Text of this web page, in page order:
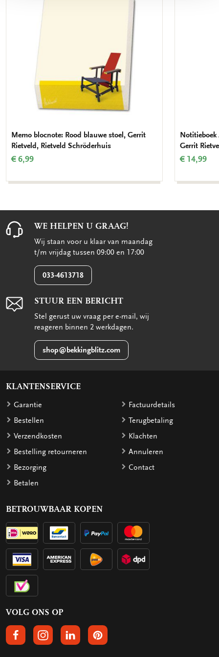
Memo blocnote: Rood blauwe stoel, Gerrit
Rietveld, Rietveld Schröderhuis
€ 6,99
Gerrit
€ 14,99
WE HELPEN U GRAAG!
Wij staan voor u klaar van maandag
t/m vrijdag tussen 09:00 en 17:00
033-4613718
STUUR EEN BERICHT
Stel gerust uw vraag per e-mail, wij
reageren binnen 2 werkdagen.
shop@bekkingblitz.com
KLANTENSERVICE
Garantie
Bestellen
Verzendkosten
Bestelling retourneren
Bezorging
Betalen
Factuurdetails
Terugbetaling
Klachten
Annuleren
Contact
BETROUWBAAR KOPEN
VOLG ONS OP
VOLGS ONS OP FACEBOOK
VOLG ONS OP INSTAGRAM
VOLG ONS OP LINKEDIN
VOLG ONS OP PINTEREST